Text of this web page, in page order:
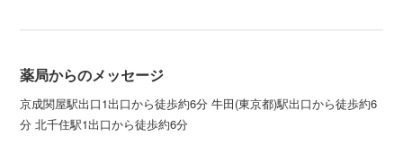
薬局からのメッセージ
京成関屋駅出口1出口から徒歩約6分 牛田(東京都)駅出口から徒歩約6
分 北千住駅1出口から徒歩約6分